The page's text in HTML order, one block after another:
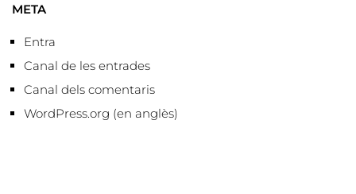
META
Entra
Canal de les entrades
Canal dels comentaris
WordPress.org (en anglès)